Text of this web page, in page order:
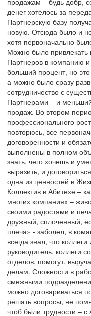
продажам – будь добр,
денег хотелось за
Партнерскую базу
новую. Отсюда было и
хотя первоначально
Можно было привлекать
Партнеров в компанию и
больший процент, но это
а можно было сразу
сотрудничество с
Партнерами – и
продаж. Во втором
профессионального
повторюсь, все
договоренности и
выполнены в полном
знать, чего хочешь и
выразить, и
одна из ценностей в
Коллектив в Абитехе –
многих компаниях –
своими радостями и
дружный, сплоченный,
плеча» - заболел, в
всегда знал, что коллеги
руководитель, коллеги
отделов, помогут,
делам. Сложности в
смежными
можно договариваться
решать вопросы, не
чтоб были трудности – с